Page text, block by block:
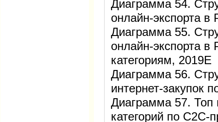
Диаграмма 54.
онлайн-экспорта в
Диаграмма 55.
онлайн-экспорта в
категориям, 2019Е
Диаграмма 56.
интернет-закупок
Диаграмма 57. Топ
категорий по